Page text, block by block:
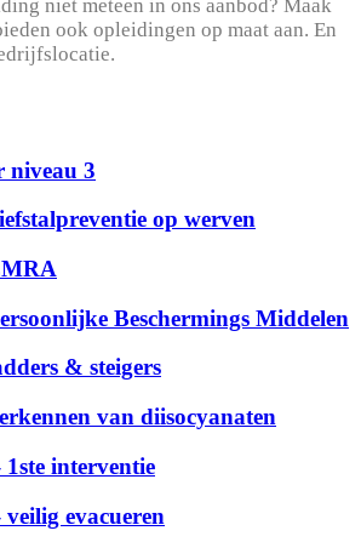
niet meteen in ons aanbod? Maak
ook opleidingen op maat aan. En
niveau 3
op werven
Beschermings Middelen
& steigers
van diisocyanaten
interventie
evacueren